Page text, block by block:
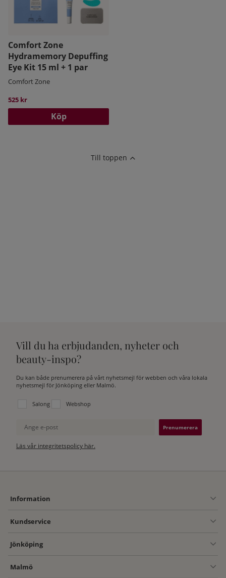
Comfort Zone
Hydramemory Depuffing
Eye Kit 15 ml + 1 par
Comfort Zone
525 kr
Köp
Till toppen
Vill du ha erbjudanden, nyheter och
beauty-inspo?
Du kan både prenumerera på vårt nyhetsmejl för webben och våra lokala
nyhetsmejl för Jönköping eller Malmö.
Välj vilken lista du vill prenumerera på:
Salong Webshop
Ange e-post
Läs vår integritetspolicy här.
Information
Kundservice
Jönköping
Malmö